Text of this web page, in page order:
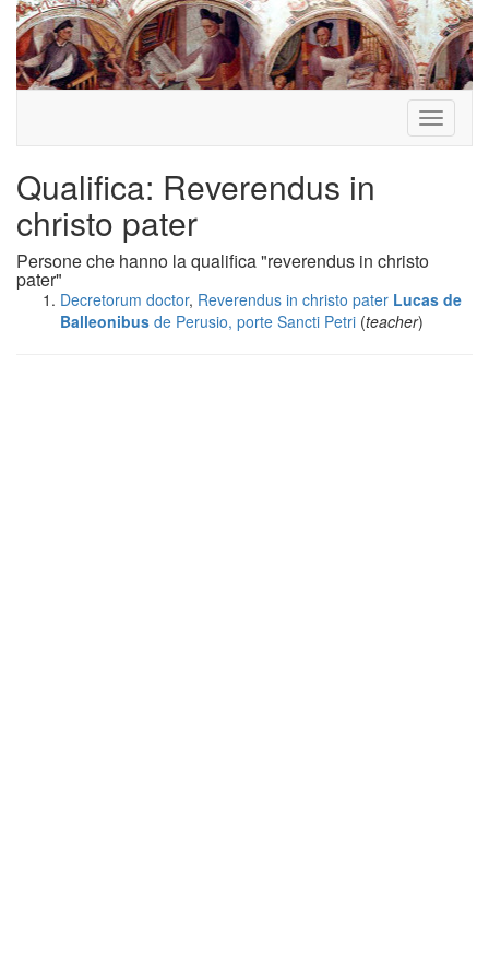
Toggle
Qualifica: Reverendus in
christo pater
Persone che hanno la qualifica "reverendus in christo
pater"
Decretorum doctor, Reverendus in christo pater Lucas de
Balleonibus de Perusio, porte Sancti Petri (teacher)